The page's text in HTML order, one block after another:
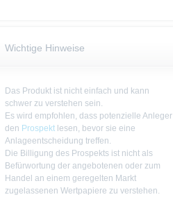
Wichtige Hinweise
Das Produkt ist nicht einfach und kann
schwer zu verstehen sein.
Es wird empfohlen, dass potenzielle Anleger
den Prospekt lesen, bevor sie eine
Anlageentscheidung treffen.
Die Billigung des Prospekts ist nicht als
Befürwortung der angebotenen oder zum
Handel an einem geregelten Markt
zugelassenen Wertpapiere zu verstehen.
einer Anlageentscheidung
ändern kann.
in bestimmten
für Rechnung von US-
in denen dies nach
enthaltenen